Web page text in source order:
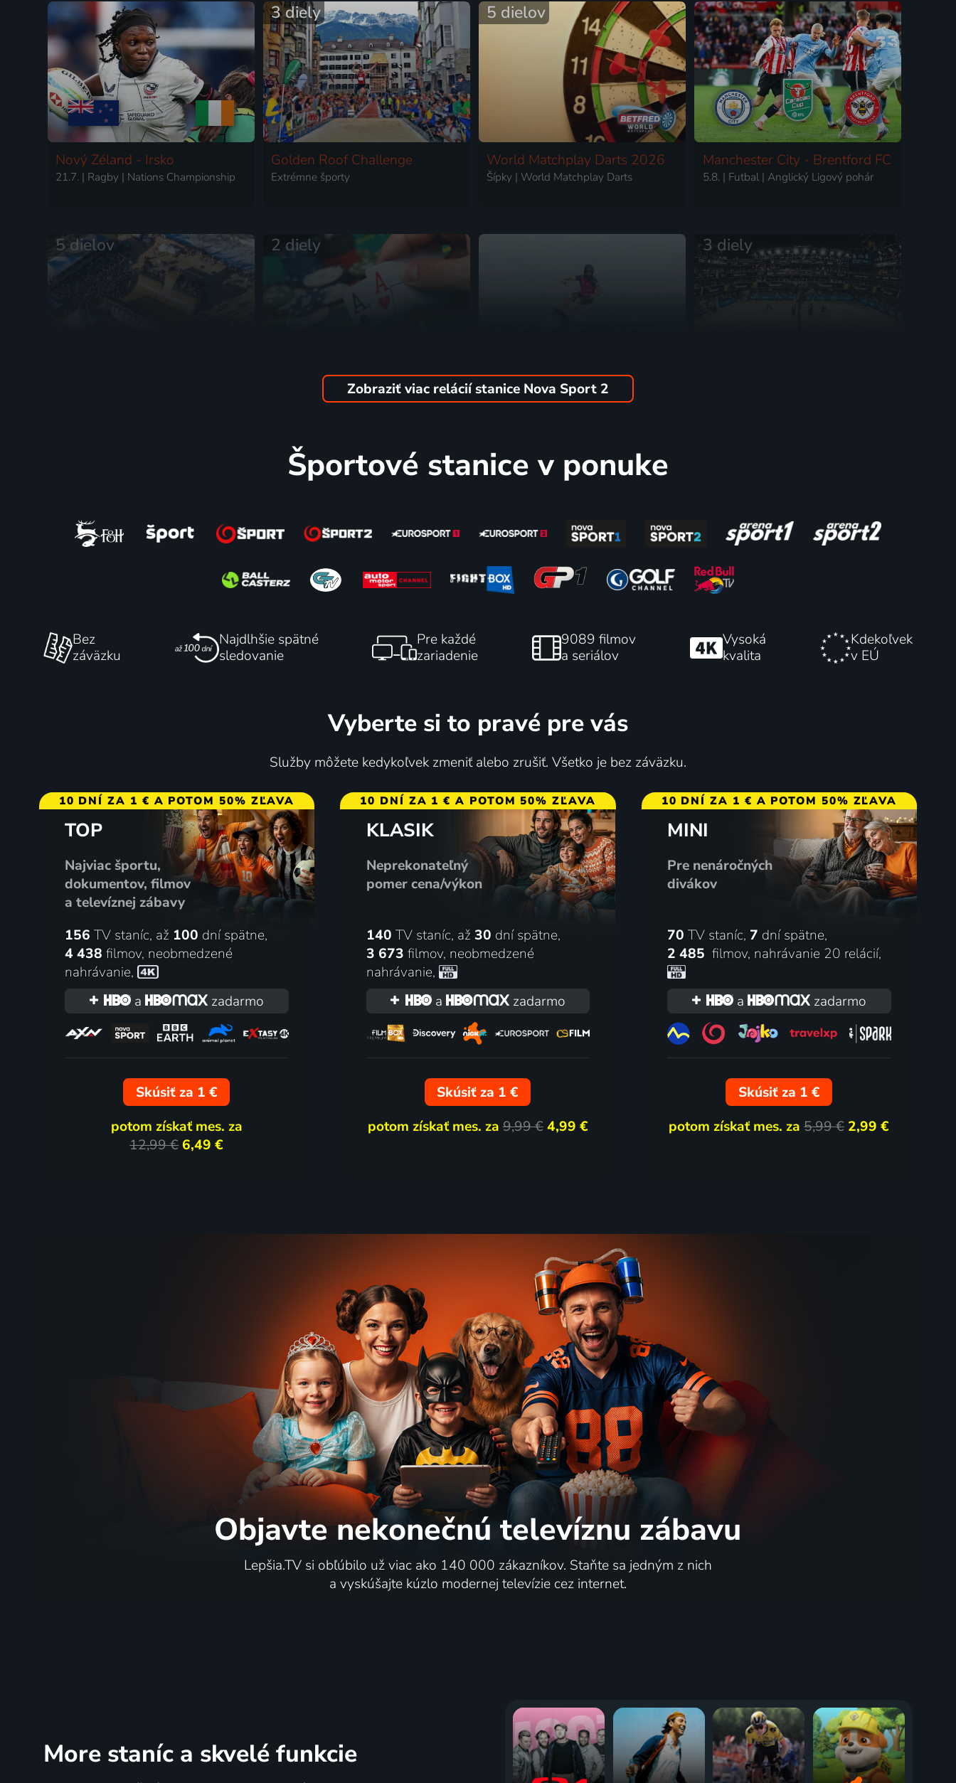
Nový Zéland - Irsko
21.7. | Ragby | Nations Championship
3 diely
Golden Roof Challenge
Extrémne športy
5 dielov
World Matchplay Darts 2026
Šípky | World Matchplay Darts
Manchester City - Brentford FC
5.8. | Futbal | Anglický Ligový pohár
5 dielov 2 diely
SpadePoker show 2026 SFT E-Foil World Cup
3 diely
Bojové športy | KSW
4 diely
Darts 2026
26.7. | Šípky | World Matchplay Darts
3.8. | Futbal | Anglický Ligový pohár
City
3.8. | Futbal | Anglický Ligový pohár
Epic Series - 4Islands Epic
Extrémne športy
Liverpool FC - Crystal Palace
4.8. | Futbal | Anglický Ligový pohár
Wolverhampton Wanderers -
Chelsea FC
4.8. | Futbal | Anglický Ligový pohár
Fidži - Skotsko
5.8. | Ragby | Nations Championship
Bnei Penlink Herzliya - Tofas
2.8. | Basketbal | Liga mistrů
Liverpool FC - Southampton
2.8. | Futbal | Anglický Ligový pohár
Huddersfield Town -
Manchester City
2.8. | Futbal | Anglický Ligový pohár
Tottenham Hotspur -
Doncaster Rovers
2.8. | Futbal | Anglický Ligový pohár
FC Rouen - Stade Lavallois
3.8. | Futbal | Ligue 2
Stade Lavallois - FC Rouen
3.8. | Futbal | Ligue 2
La Laguna Tenerife - Trapani
Shark
3.8. | Basketbal | Liga mistrů
Arsenal FC - Brighton & Hove
Albion
3.8. | Futbal | Anglický Ligový pohár
Newcastle United - Tottenham
Hotspur
Zobraziť viac relácií stanice Nova Sport 2
Športové stanice v ponuke
Bez
záväzku
Najdlhšie spätné
sledovanie
Pre každé
zariadenie
9089 filmov
a seriálov
Vysoká
kvalita
Kdekoľvek
v EÚ
Vyberte si to pravé pre vás
Služby môžete kedykoľvek zmeniť alebo zrušiť. Všetko je bez záväzku.
10 DNÍ ZA 1 € A POTOM 50% ZĽAVA
TOP
Najviac športu,
dokumentov, filmov
a televíznej zábavy
156 TV staníc, až 100 dní spätne,
4 438 filmov, neobmedzené
nahrávanie,
a
zadarmo
Skúsiť za 1 €
potom získať mes. za
12,99 € 6,49 €
10 DNÍ ZA 1 € A POTOM 50% ZĽAVA
KLASIK
Neprekonateľný
pomer cena/výkon
140 TV staníc, až 30 dní spätne,
3 673 filmov, neobmedzené
nahrávanie,
a
zadarmo
Skúsiť za 1 €
potom získať mes. za9,99 € 4,99 €
10 DNÍ ZA 1 € A POTOM 50% ZĽAVA
MINI
Pre nenáročných
divákov
70 TV staníc, 7 dní spätne,
2 485 filmov, nahrávanie 20 relácií,
a zadarmo
Skúsiť za 1 €
potom získať mes. za5,99 € 2,99 €
Objavte nekonečnú televíznu zábavu
Lepšia.TV si obľúbilo už viac ako 140 000 zákazníkov. Staňte sa jedným z nich
a vyskúšajte kúzlo modernej televízie cez internet.
More staníc a skvelé funkcie